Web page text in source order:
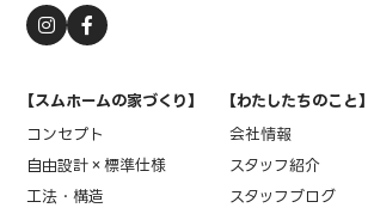
【スムホームの家づくり】
コンセプト
自由設計×標準仕様
工法・構造
【わたしたちのこと】
会社情報
スタッフ紹介
スタッフブログ